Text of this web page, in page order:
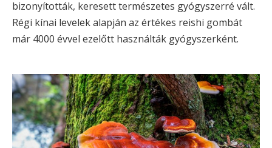
bizonyították, keresett természetes gyógyszerré vált.
Régi kínai levelek alapján az értékes reishi gombát
már 4000 évvel ezelőtt használták gyógyszerként.